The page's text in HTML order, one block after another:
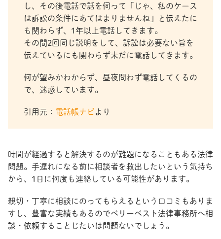
し、その後電話で話を伺って「じゃ、私のケース
は訴訟の条件にあてはまりませんね」と伝えたに
も関わらず、1年以上電話してきます。
その間2回同じ説明をして、訴訟は必要ない旨を
伝えているにも関わらず未だに電話してきます。
何が望みかわからず、昼夜問わず電話してくるの
で、迷惑しています。
引用元： 電話帳ナビより
時間が経過すると解決するのが難題になることもある法律
問題。手遅れになる前に相談者を救出したいという気持ち
から、1日に何度も連絡している可能性があります。
親切・丁寧に相談にのってもらえるという口コミもありま
すし、豊富な実績もあるのでベリーベスト法律事務所へ相
談・依頼することじたいは問題ないでしょう。